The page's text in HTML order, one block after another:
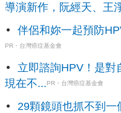
導演新作，阮經天、王
伴侶和妳一起預防
PR・台灣癌症基金會
立即諮詢HPV！是對
現在不...PR・台灣癌症基金會
29顆鏡頭也抓不到